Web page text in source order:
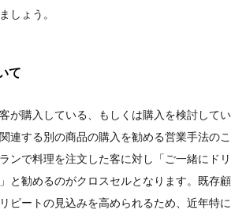
しょう。
て
が購入している、もしくは購入を検討してい
連する別の商品の購入を勧める営業手法のこ
ンで料理を注文した客に対し「ご一緒にドリ
と勧めるのがクロスセルとなります。既存顧
ピートの見込みを高められるため、近年特に